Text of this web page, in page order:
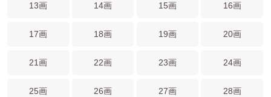
13画 14画 15画 16画
17画 18画 19画 20画
21画 22画 23画 24画
25画 26画 27画 28画